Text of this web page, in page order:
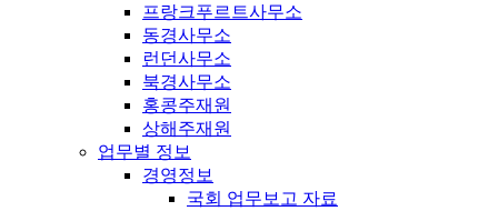
프랑크푸르트사무소
동경사무소
런던사무소
북경사무소
홍콩주재원
상해주재원
업무별 정보
경영정보
국회 업무보고 자료